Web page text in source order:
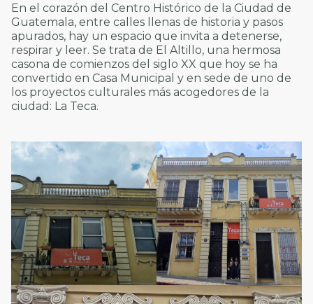
En el corazón del Centro Histórico de la Ciudad de
Guatemala, entre calles llenas de historia y pasos
apurados, hay un espacio que invita a detenerse,
respirar y leer. Se trata de El Altillo, una hermosa
casona de comienzos del siglo XX que hoy se ha
convertido en Casa Municipal y en sede de uno de
los proyectos culturales más acogedores de la
ciudad: La Teca.